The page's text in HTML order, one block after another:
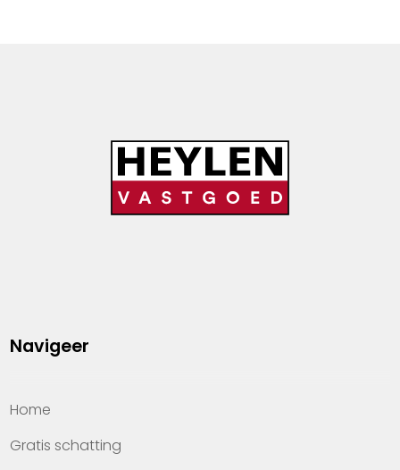
Navigeer
Home
Gratis schatting